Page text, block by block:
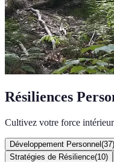
Résiliences
Cultivez votre force
Développement Personnel (37)
Stratégies de Résilience(10)